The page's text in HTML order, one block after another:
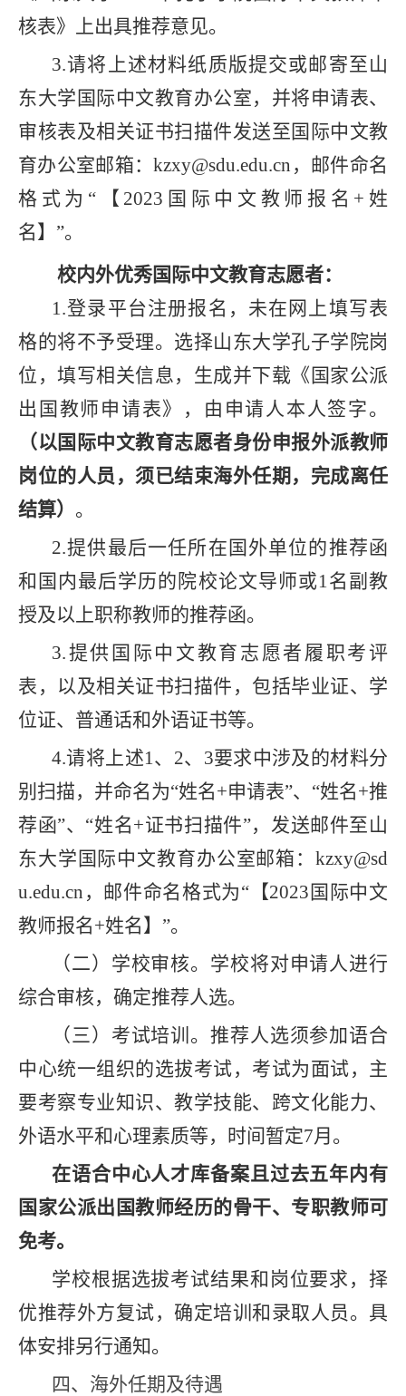
核表》
上出具推荐意见。
3.请将上述材料纸质版提交或邮寄至山
东大学国际中文教育办公室，并将申请表、
审核表及相关证书扫描件发送至国际中文教
育办公室邮箱：kzxy@sdu.edu.cn ，邮件命名
格式为“【 2023 国际中文教师报名 + 姓
名】”。
校内外优秀国际中文教育志愿者：
1.登录平台注册报名，未在网上填写表
格的将不予受理。选择山东大学孔子学院岗
位，填写相关信息，生成并下载《 国家公派
出国教师申请表》
， 由申请人本人签字。
（以国际中文教育志愿者身份申报外派教师
岗位的人员 ，须已结束海外任期，完成离任
结算） 。
2.提供最后一任所在国外单位的推荐函
和国内最后学历的院校论文导师或1名副教
授及以上职称教师的推荐函。
3.提供国际中文教育志愿者履职考评
表，以及相关证书扫描件，包括毕业证、学
位证、普通话和外语证书等。
4.请将上述1、 2、 3要求中涉及的材料分
别扫描，并命名为“姓名+申请表”、“姓名+推
荐函”、“姓名+证书扫描件”，发送邮件至山
东大学国际中文教育办公室邮箱： kzxy@sd
u.edu.cn ，邮件命名格式为“【2023 国际中文
教师报名+姓名】”。
（二）学校审核。 学校将对申请人进行
综合审核，确定推荐人选。
（三）考试培训。 推荐人选须参加语合
中心统一组织的选拔考试，考试为面试，主
要考察专业知识、教学技能、跨文化能力、
外语水平和心理素质等，时间暂定7月。
在语合中心人才库备案且过去五年内有
国家公派出国教师经历的骨干、专职教师可
免考。
学校根据选拔考试结果和岗位要求，择
优推荐外方复试，确定培训和录取人员。具
体安排另行通知。
四、海外任期及待遇